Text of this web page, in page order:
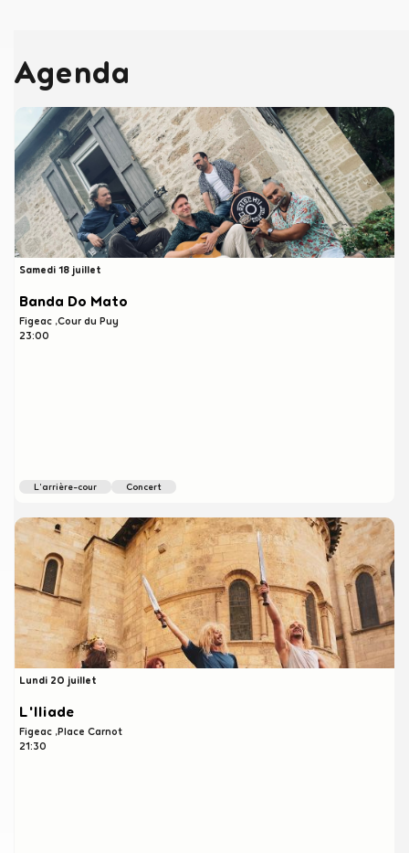
Agenda
Banda Do Mato
Samedi 18 juillet
Figeac Cour du Puy
23:00
l'arrière-cour concert
L'Iliade
Lundi 20 juillet
Figeac Place Carnot
21:30